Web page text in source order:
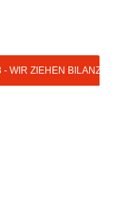
- WIR ZIEHEN BILANZ